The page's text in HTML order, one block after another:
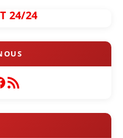
24/24
Flux RSS